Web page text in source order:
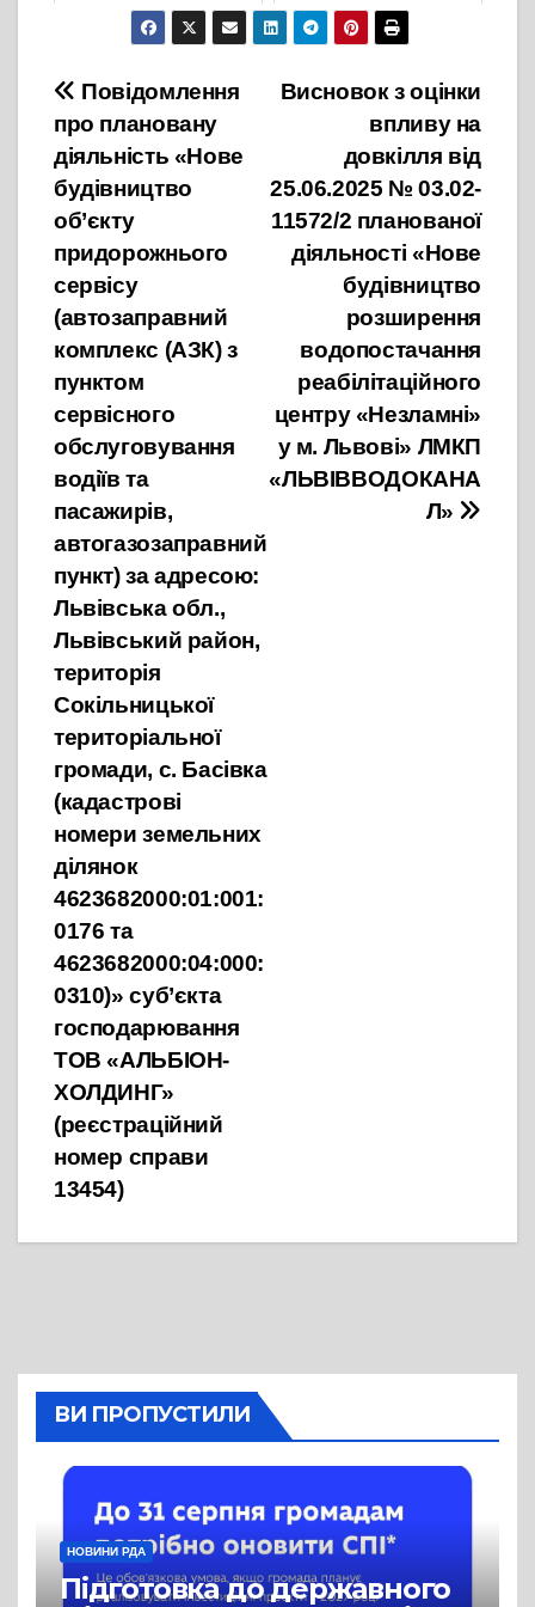
14 Вересня, 2023 17 Березня, 2025
Навігація
записів
Висновок з оцінки
впливу на
довкілля від
25.06.2025 № 03.02-
11572/2 планованої
діяльності «Нове
будівництво
розширення
водопостачання
реабілітаційного
центру «Незламні»
у м. Львові» ЛМКП
«ЛЬВІВВОДОКАНА
Л»
Повідомлення
про плановану
діяльність «Нове
будівництво
об’єкту
придорожнього
сервісу
(автозаправний
комплекс (АЗК) з
пунктом
сервісного
обслуговування
водіїв та
пасажирів,
автогазозаправний
пункт) за адресою:
Львівська обл.,
Львівський район,
територія
Сокільницької
територіальної
громади, с. Басівка
(кадастрові
номери земельних
ділянок
4623682000:01:001:
0176 та
4623682000:04:000:
0310)» суб’єкта
господарювання
ТОВ «АЛЬБІОН-
ХОЛДИНГ»
(реєстраційний
номер справи
13454)
ВИ ПРОПУСТИЛИ
НОВИНИ РДА
Підготовка до державного